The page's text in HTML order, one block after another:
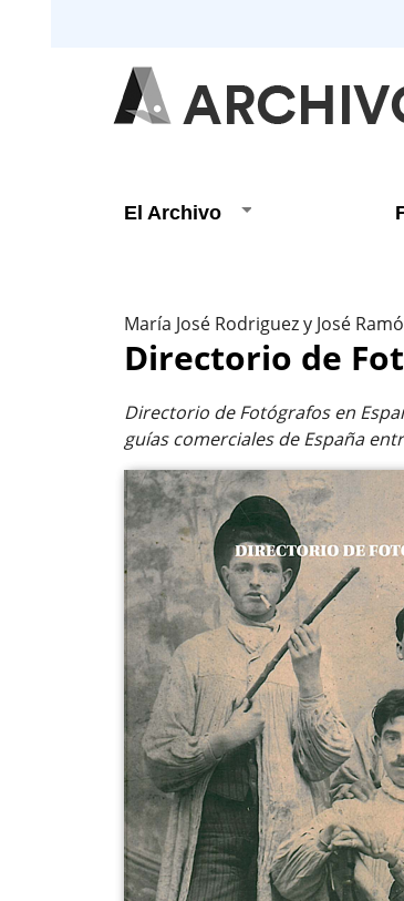
El Archivo
María José Rodriguez y José
Directorio de
Directorio de Fotógrafos en
guías comerciales de España